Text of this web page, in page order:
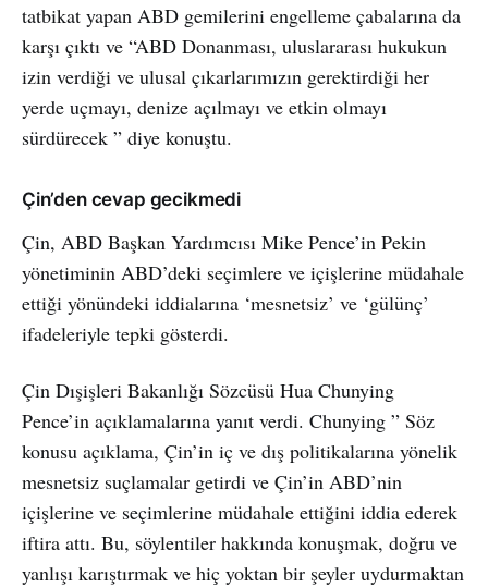
tatbikat yapan ABD gemilerini engelleme çabalarına da
karşı çıktı ve “ABD Donanması, uluslararası hukukun
izin verdiği ve ulusal çıkarlarımızın gerektirdiği her
yerde uçmayı, denize açılmayı ve etkin olmayı
sürdürecek ” diye konuştu.
Çin’den cevap gecikmedi
Çin, ABD Başkan Yardımcısı Mike Pence’in Pekin
yönetiminin ABD’deki seçimlere ve içişlerine müdahale
ettiği yönündeki iddialarına ‘mesnetsiz’ ve ‘gülünç’
ifadeleriyle tepki gösterdi.
Çin Dışişleri Bakanlığı Sözcüsü Hua Chunying
Pence’in açıklamalarına yanıt verdi. Chunying ” Söz
konusu açıklama, Çin’in iç ve dış politikalarına yönelik
mesnetsiz suçlamalar getirdi ve Çin’in ABD’nin
içişlerine ve seçimlerine müdahale ettiğini iddia ederek
iftira attı. Bu, söylentiler hakkında konuşmak, doğru ve
yanlışı karıştırmak ve hiç yoktan bir şeyler uydurmaktan